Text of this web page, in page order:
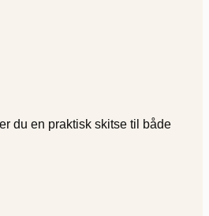
du en praktisk skitse til både